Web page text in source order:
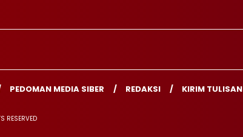
PEDOMAN MEDIA SIBER REDAKSI KIRIM TULISAN
RESERVED